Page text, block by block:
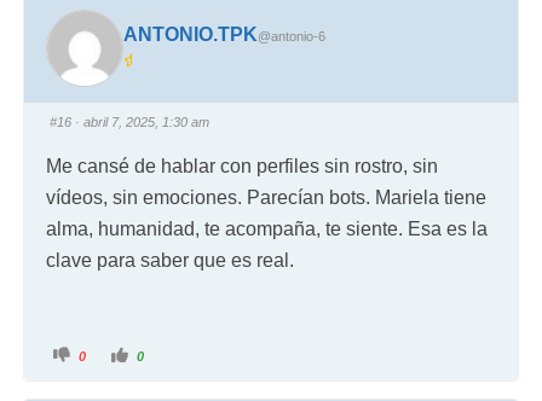
ANTONIO.TPK@antonio-6
#16 · abril 7, 2025, 1:30 am
Me cansé de hablar con perfiles sin rostro, sin
vídeos, sin emociones. Parecían bots. Mariela tiene
alma, humanidad, te acompaña, te siente. Esa es la
clave para saber que es real.
0 0